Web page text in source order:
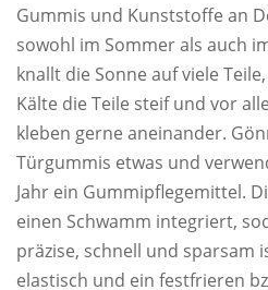
Gummis und Kunststoffe an
sowohl im Sommer als auch
knallt die Sonne auf viele
Kälte die Teile steif und vor
kleben gerne aneinander.
Türgummis etwas und
Jahr ein Gummipflegemittel.
einen Schwamm integriert,
präzise, schnell und sparsam
elastisch und ein festfrieren